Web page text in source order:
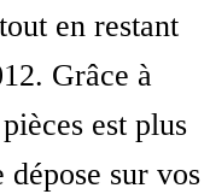
en restant
Grâce à
est plus
dépose sur vos